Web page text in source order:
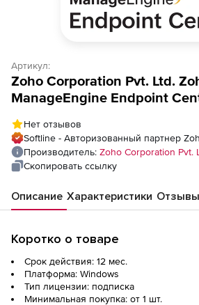
Артикул:
Zoho Corporation Pvt. Ltd.
ManageEngine Endpoint
Control Addon), fee for 5000
Single User License
Нет отзывов
Softline - Авторизованный партнер
Производитель: Zoho Corporation Pvt.
Скопировать ссылку
Описание Характеристики Отзывы
Коротко о товаре
Срок действия: 12 мес.
Платформа: Windows
Тип лицензии: подписка
Минимальная покупка: от 1 шт.